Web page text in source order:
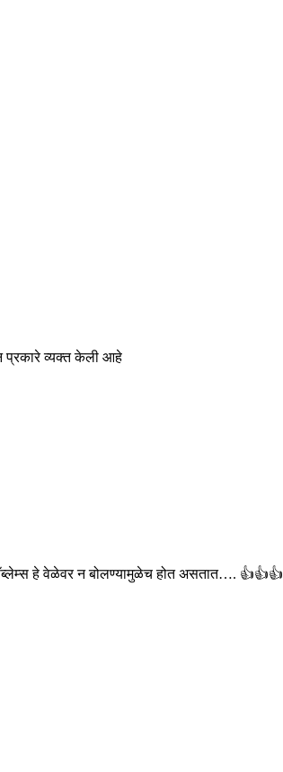
प्रकारे व्यक्त केली आहे
हे वेळेवर न बोलण्यामुळेच होत असतात…. 👍👍👍